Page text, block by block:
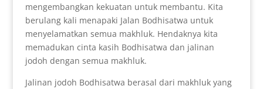
mengembangkan kekuatan untuk membantu. Kita
berulang kali menapaki Jalan Bodhisatwa untuk
menyelamatkan semua makhluk. Hendaknya kita
memadukan cinta kasih Bodhisatwa dan jalinan
jodoh dengan semua makhluk.
Jalinan jodoh Bodhisatwa berasal dari makhluk yang